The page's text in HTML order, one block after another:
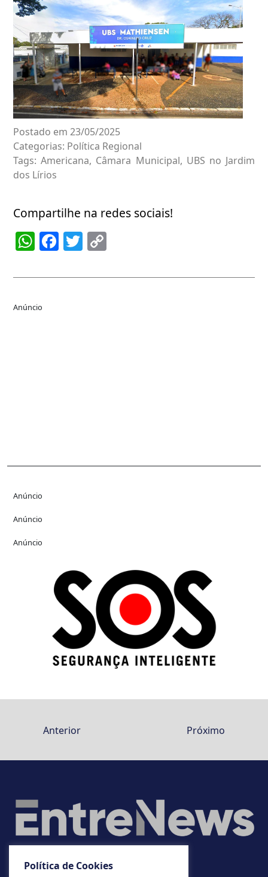
Postado em 23/05/2025
Categorias: Política Regional
Tags:Americana, Câmara Municipal, UBS no Jardim
dos Lírios
Compartilhe na redes sociais!
WhatsApp
Facebook
Twitter
Anúncio
Anúncio
Anúncio
Anúncio
Anterior Próximo
Política de Cookies